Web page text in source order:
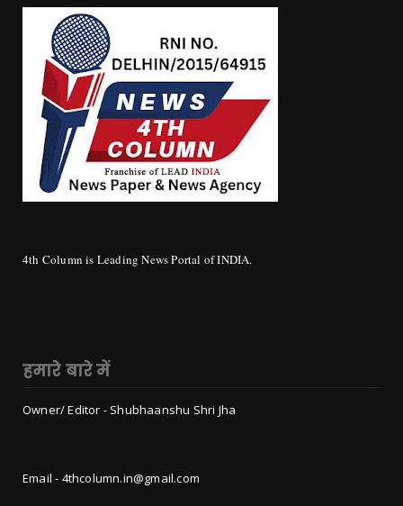
4th Column is Leading News Portal of INDIA.
हमारे बारे में
Owner/ Editor - Shubhaanshu Shri Jha
Email - 4thcolumn.in@gmail.com